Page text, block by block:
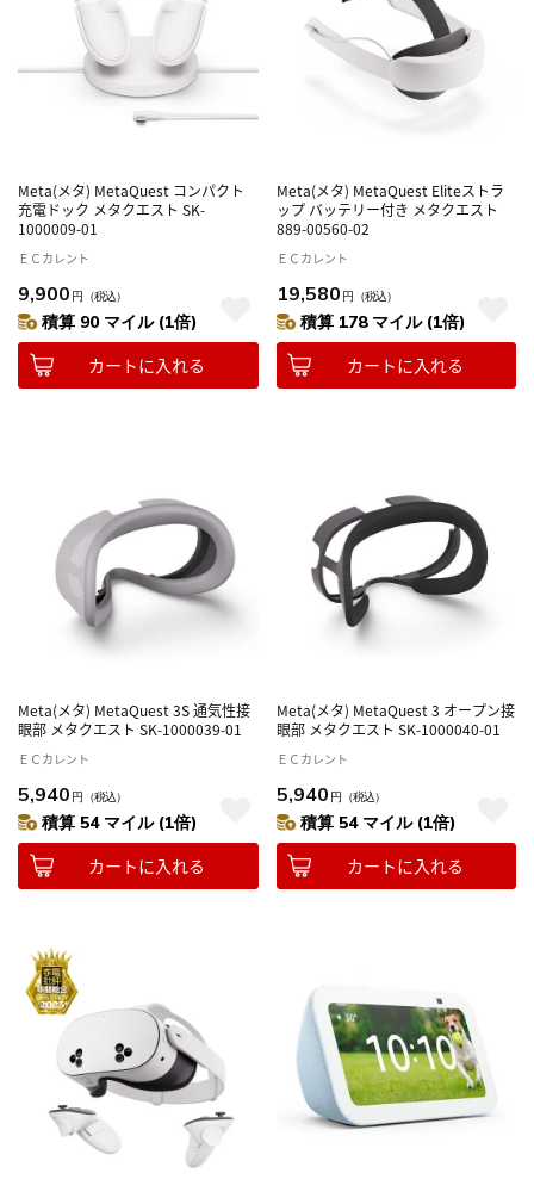
Meta(メタ) MetaQuest コンパクト
充電ドック メタクエスト SK-
1000009-01
ＥＣカレント
9,900 円 （税込）
積算 90 マイル (1倍)
カートに入れる
Meta(メタ) MetaQuest Eliteストラ
ップ バッテリー付き メタクエスト
889-00560-02
ＥＣカレント
19,580 円 （税込）
積算 178 マイル (1倍)
カートに入れる
Meta(メタ) MetaQuest 3S 通気性接
眼部 メタクエスト SK-1000039-01
ＥＣカレント
5,940 円 （税込）
積算 54 マイル (1倍)
カートに入れる
Meta(メタ) MetaQuest 3 オープン接
眼部 メタクエスト SK-1000040-01
ＥＣカレント
5,940 円 （税込）
積算 54 マイル (1倍)
カートに入れる